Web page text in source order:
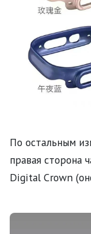
По остальным
правая сторона
Digital Crown